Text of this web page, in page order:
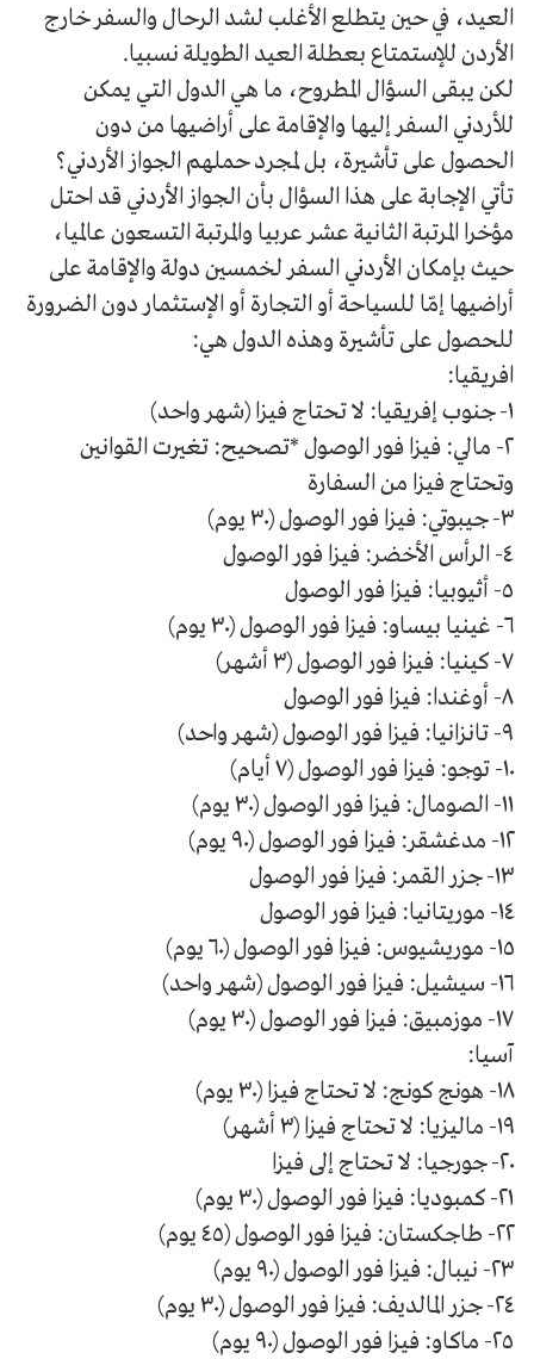
العيد، في حين يتطلع الأغلب لشد الرحال والسفر خارج
الأردن للإستمتاع بعطلة العيد الطويلة نسبيا.
لكن يبقى السؤال المطروح، ما هي الدول التي يمكن
للأردني السفر إليها والإقامة على أراضيها من دون
الحصول على تأشيرة، بل لمجرد حملهم الجواز الأردني؟
تأتي الإجابة على هذا السؤال بأن الجواز الأردني قد احتل
مؤخرا المرتبة الثانية عشر عربيا والمرتبة التسعون عالميا،
حيث بإمكان الأردني السفر لخمسين دولة والإقامة على
أراضيها إمّا للسياحة أو التجارة أو الإستثمار دون الضرورة
للحصول على تأشيرة وهذه الدول هي:
افريقيا:
١- جنوب إفريقيا: لا تحتاج فيزا (شهر واحد)
٢- مالي: فيزا فور الوصول *تصحيح: تغيرت القوانين
وتحتاج فيزا من السفارة
٣- جيبوتي: فيزا فور الوصول (٣٠ يوم)
٤- الرأس الأخضر: فيزا فور الوصول
٥- أثيوبيا: فيزا فور الوصول
٦- غينيا بيساو: فيزا فور الوصول (٣٠ يوم)
٧- كينيا: فيزا فور الوصول (٣ أشهر)
٨- أوغندا: فيزا فور الوصول
٩- تانزانيا: فيزا فور الوصول (شهر واحد)
١٠- توجو: فيزا فور الوصول (٧ أيام)
١١- الصومال: فيزا فور الوصول (٣٠ يوم)
١٢- مدغشقر: فيزا فور الوصول (٩٠ يوم)
١٣- جزر القمر: فيزا فور الوصول
١٤- موريتانيا: فيزا فور الوصول
١٥- موريشيوس: فيزا فور الوصول (٦٠ يوم)
١٦- سيشيل: فيزا فور الوصول (شهر واحد)
١٧- موزمبيق: فيزا فور الوصول (٣٠ يوم)
آسيا:
١٨- هونج كونج: لا تحتاج فيزا (٣٠ يوم)
١٩- ماليزيا: لا تحتاج فيزا (٣ أشهر)
٢٠- جورجيا: لا تحتاج إلى فيزا
٢١- كمبوديا: فيزا فور الوصول (٣٠ يوم)
٢٢- طاجكستان: فيزا فور الوصول (٤٥ يوم)
٢٣- نيبال: فيزا فور الوصول (٩٠ يوم)
٢٤- جزر المالديف: فيزا فور الوصول (٣٠ يوم)
٢٥- ماكاو: فيزا فور الوصول (٩٠ يوم)